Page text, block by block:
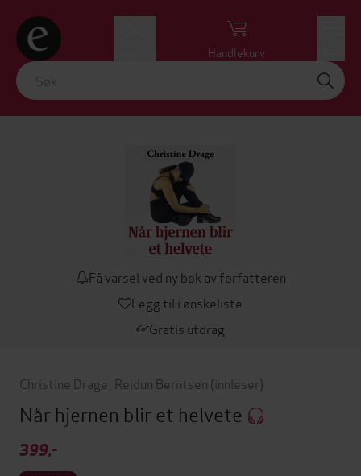
Handlekurv
Få varsel ved ny bok av forfatteren
Legg til i ønskeliste
Gratis utdrag
Christine Drage Reidun Berntsen (innleser)
Når hjernen blir et helvete
399,-